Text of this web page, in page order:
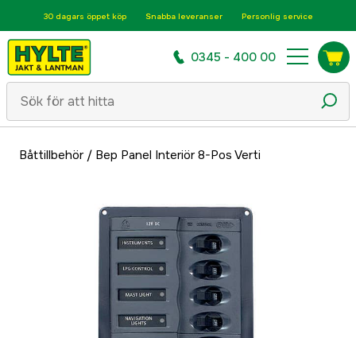
30 dagars öppet köp Snabba leveranser Personlig service
0345 - 400 00
Båttillbehör/ Bep Panel Interiör 8-Pos Verti